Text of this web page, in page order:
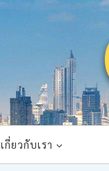
เกี่ยวกับเรา